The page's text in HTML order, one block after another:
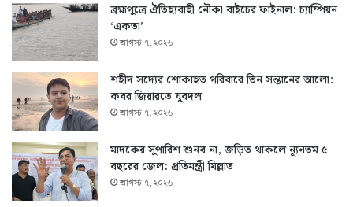
ব্রহ্মপুত্রে ঐতিহ্যবাহী নৌকা বাইচের ফাইনাল: চ্যাম্পিয়ন
‘একতা’
আগস্ট ৭, ২০২৬
শহীদ সদ্যের শোকাহত পরিবারে তিন সন্তানের আলো:
কবর জিয়ারতে যুবদল
আগস্ট ৭, ২০২৬
মাদকের সুপারিশ শুনব না, জড়িত থাকলে ন্যূনতম ৫
বছরের জেল: প্রতিমন্ত্রী মিল্লাত
আগস্ট ৭, ২০২৬